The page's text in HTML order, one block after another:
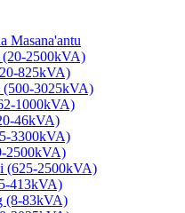
Masana'antu
(20-2500kVA)
825kVA)
(500-3025kVA)
1000kVA)
46kVA)
3300kVA)
2500kVA)
(625-2500kVA)
413kVA)
(8-83kVA)